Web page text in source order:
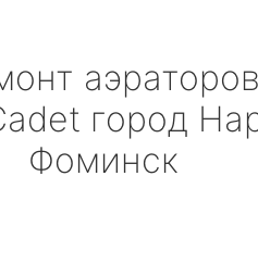
аэраторов
город
Фоминск